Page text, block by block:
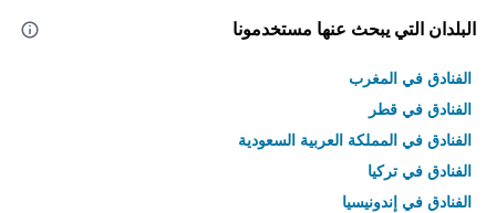
البلدان التي يبحث عنها مستخدمونا
الفنادق في المغرب
الفنادق في قطر
الفنادق في المملكة العربية السعودية
الفنادق في تركيا
الفنادق في إندونيسيا